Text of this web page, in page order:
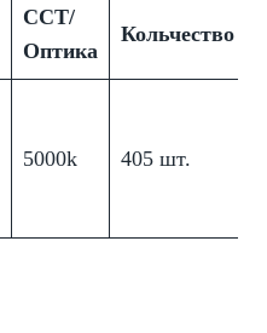
CCT/
Оптика
Кольчество
5000k 405 шт.